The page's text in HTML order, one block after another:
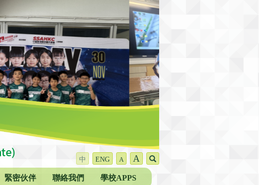
中 ENG A A
緊密伙伴 聯絡我們 學校APPS